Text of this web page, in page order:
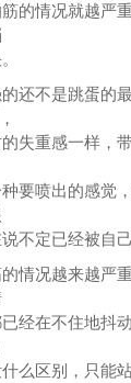
的情况就越严
不是跳蛋的最
失重感一样，
要喷出的感觉
不定已经被自己
况越来越严重
经在不住地抖
么区别，只能